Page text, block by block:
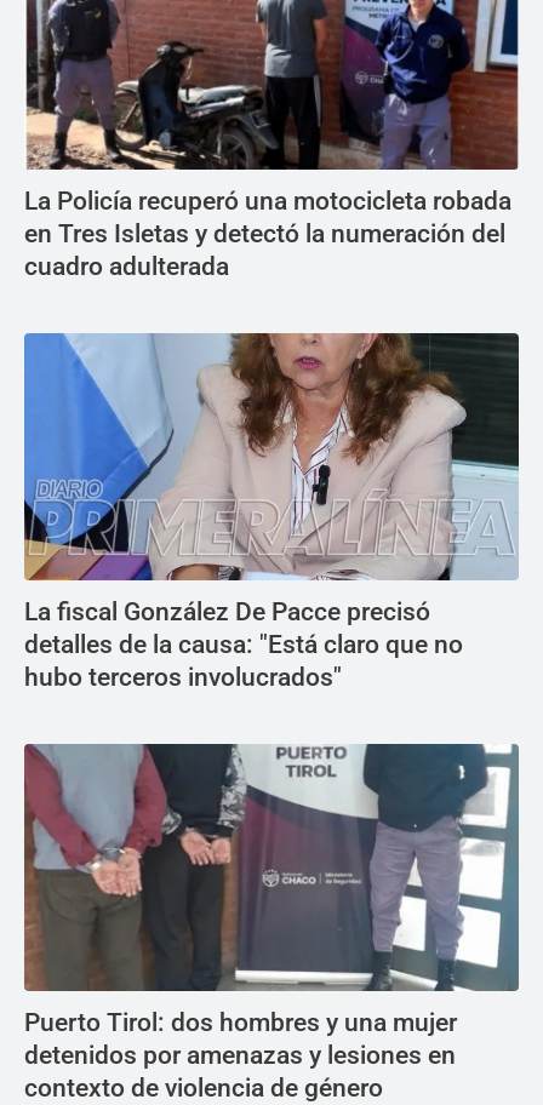
La Policía recuperó una motocicleta robada
en Tres Isletas y detectó la numeración del
cuadro adulterada
La fiscal González De Pacce precisó
detalles de la causa: "Está claro que no
hubo terceros involucrados"
Puerto Tirol: dos hombres y una mujer
detenidos por amenazas y lesiones en
contexto de violencia de género